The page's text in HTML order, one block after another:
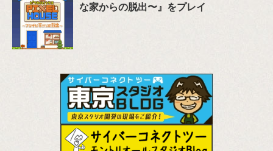
な家からの脱出〜』をプレイ